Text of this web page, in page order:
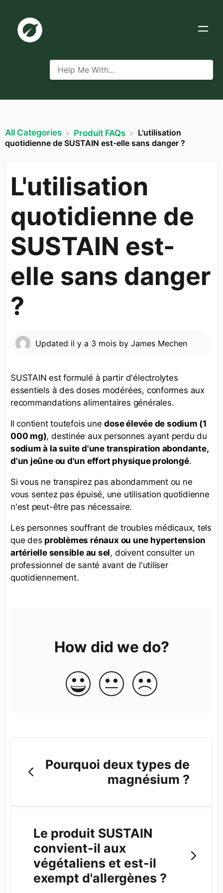
All Categories ​Produit FAQs
L'utilisation
quotidienne de SUSTAIN est-elle sans danger ?
L'utilisation
quotidienne de
SUSTAIN est-
elle sans danger
?
Updated il y a 3 mois by James Mechen
SUSTAIN est formulé à partir d'électrolytes
essentiels à des doses modérées, conformes aux
recommandations alimentaires générales.
Il contient toutefois unedose élevée de sodium (1
000 mg), destinée aux personnes ayant perdu du
sodium à la suite d'une transpiration abondante,
d'un jeûne ou d'un effort physique prolongé.
Si vous ne transpirez pas abondamment ou ne
vous sentez pas épuisé, une utilisation quotidienne
n'est peut-être pas nécessaire.
Les personnes souffrant de troubles médicaux, tels
que des problèmes rénaux ou une hypertension
artérielle sensible au sel, doivent consulter un
professionnel de santé avant de l'utiliser
quotidiennement.
How did we do?
Pourquoi deux types de
magnésium ?
Le produit SUSTAIN
convient-il aux
végétaliens et est-il
exempt d'allergènes ?